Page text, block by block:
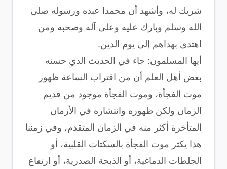
شريك له، وأشهد أن محمدا عبده ورسوله صلى
الله وسلم وبارك عليه وعلى آله وصحبه ومن
اهتدى بهداهم إلى يوم الدين.
أيها المسلمون: جاء في الحديث الذي حسنه
بعض أهل العلم أن من اقتراب الساعة ظهور
موت الفجأة، وموت الفجأة موجود من قديم
الزمان ولكن ظهوره وانتشاره في الأزمان
المتأخرة أكثر منه في الزمان المتقدم، وفي زمننا
هذا يكثر موت الفجأة بالسكتات القلبية، أو
الجلطات الدماغية، أو الذبحة الصدرية، أو ارتفاع